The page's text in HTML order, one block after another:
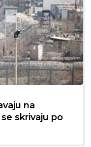
na
skrivaju po